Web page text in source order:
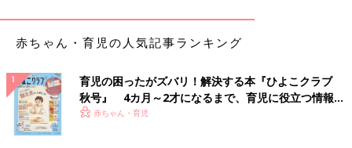
赤ちゃん・育児の人気記事ランキング
育児の困ったがズバリ！解決する本『ひよこクラブ
秋号』 4カ月～2才になるまで、育児に役立つ情報が
いっぱい！
赤ちゃん・育児